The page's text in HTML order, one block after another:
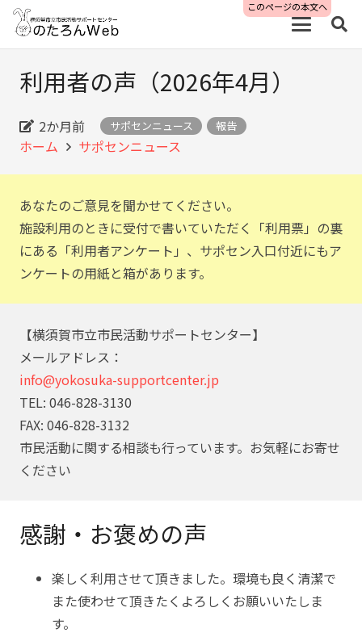
このページの本文へ
利用者の声（2026年4月）
2か月前 サポセンニュース 報告
ホーム サポセンニュース
あなたのご意見を聞かせてください。
施設利用のときに受付で書いていただく「利用票」の裏
にある「利用者アンケート」、サポセン入口付近にもア
ンケートの用紙と箱があります。
【横須賀市立市民活動サポートセンター】
メールアドレス：
info@yokosuka-supportcenter.jp
TEL: 046-828-3130
FAX: 046-828-3132
市民活動に関する相談も行っています。お気軽にお寄せ
ください
感謝・お褒めの声
楽しく利用させて頂きました。環境も良く清潔で
また使わせて頂きたくよろしくお願いいたしま
す。